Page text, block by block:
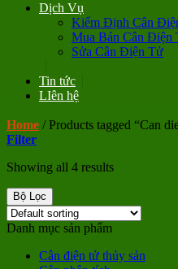
Dịch Vụ
Kiểm Định Cân
Mua Bán Cân Điện
Sửa Cân Điện Tử
Tin tức
LIên hệ
Home /Products tagged “Can
Filter
Showing all 4 results
Bộ Lọc
Danh mục sản phẩm
Cân điện tử thủy sản